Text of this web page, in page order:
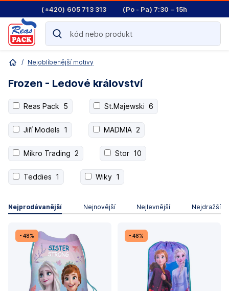
(+420) 605 713 313 (Po - Pa) 7:30 – 15h
/ Nejoblíbenější motivy
Frozen - Ledové království
Reas Pack 5 St.Majewski 6
Jiří Models 1 MADMIA 2
Mikro Trading 2 Stor 10
Teddies 1 Wiky 1
Nejprodávanější Nejnovější Nejlevnější Nejdražší
- 48% - 48%